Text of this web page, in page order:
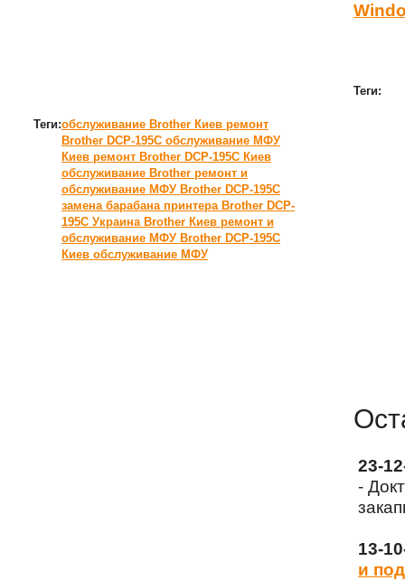
Теги:обслуживание Brother Киев ремонт
Brother DCP-195C обслуживание МФУ
Киев ремонт Brother DCP-195C Киев
обслуживание Brother ремонт и
обслуживание МФУ Brother DCP-195C
замена барабана принтера Brother DCP-
195C Украина Brother Киев ремонт и
обслуживание МФУ Brother DCP-195C
Киев обслуживание МФУ
Теги:
23-
-
13-
и